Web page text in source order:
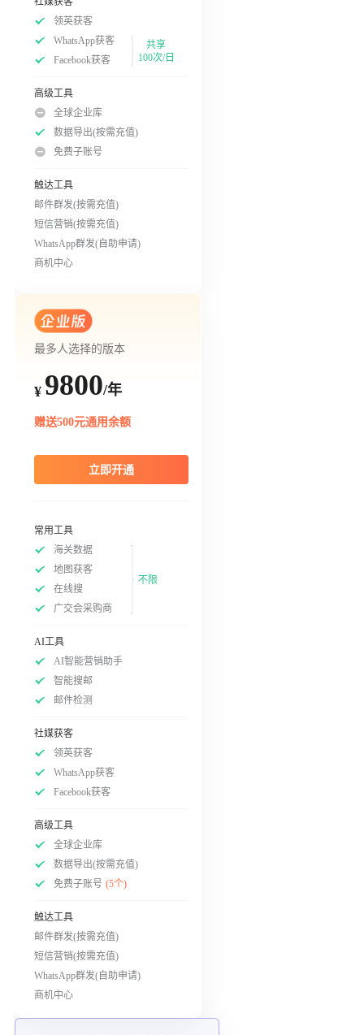
领英获客
WhatsApp获客
Facebook获客
共享
100次/日
高级工具
全球企业库
数据导出(按需充值)
免费子账号
触达工具
邮件群发(按需充值)
短信营销(按需充值)
WhatsApp群发(自助申请)
商机中心
最多人选择的版本
¥ 9800/年
赠送500元通用余额
立即开通
常用工具
海关数据
地图获客
在线搜
广交会采购商
不限
AI工具
AI智能营销助手
智能搜邮
邮件检测
社媒获客
领英获客
WhatsApp获客
Facebook获客
高级工具
全球企业库
数据导出(按需充值)
免费子账号 (5个)
触达工具
邮件群发(按需充值)
短信营销(按需充值)
WhatsApp群发(自助申请)
商机中心